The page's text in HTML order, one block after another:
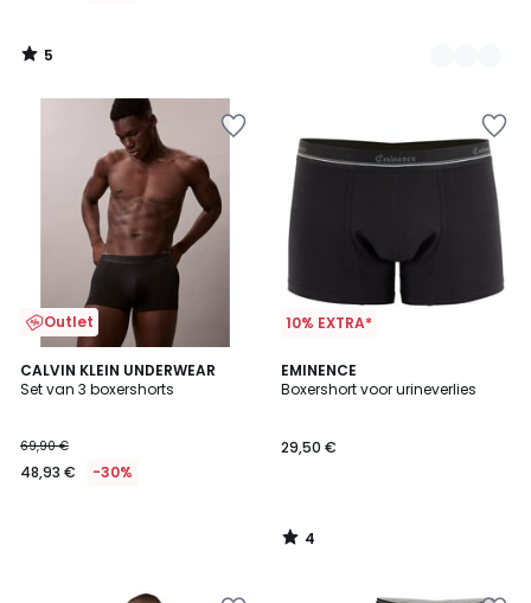
5
/
Outlet
CALVIN KLEIN UNDERWEAR
Set van 3 boxershorts
69,90 €
48,93 € -30%
10% EXTRA*
EMINENCE
Boxershort voor urineverlies
29,50 €
4
/
4
/